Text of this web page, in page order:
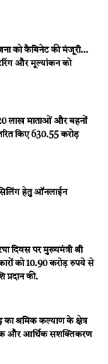
को कैबिनेट की मंजूरी…
और मूल्यांकन को
लाख माताओं और बहनों
किए 630.55 करोड़
हेतु ऑनलाईन
दिवस पर मुख्यमंत्री श्री
को 10.90 करोड़ रुपये से
प्रदान की.
श्रमिक कल्याण के क्षेत्र
और आर्थिक सशक्तिकरण